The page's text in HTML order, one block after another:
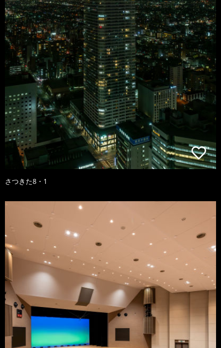
さつきた8・1